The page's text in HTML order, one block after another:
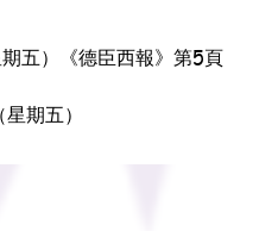
五）《德臣西報》第5頁
期五）